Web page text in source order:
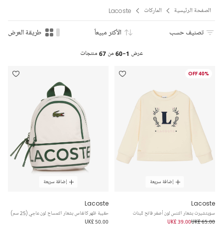
الصفحة الرئيسية الماركات Lacoste
تصنيف حسب الأكثر مبيعاً طريقة العرض
عرض 1-60 من 67 منتجات
40% OFF
إضافة سريعة
Lacoste
سويتشيرت بشعار التنس لون أصفر فاتح للبنات
UK£ 65.00
UK£ 39.00
إضافة سريعة
Lacoste
حقيبة ظهر كانفاس بشعار التمساح لون عاجي (25 سم)
UK£ 50.00